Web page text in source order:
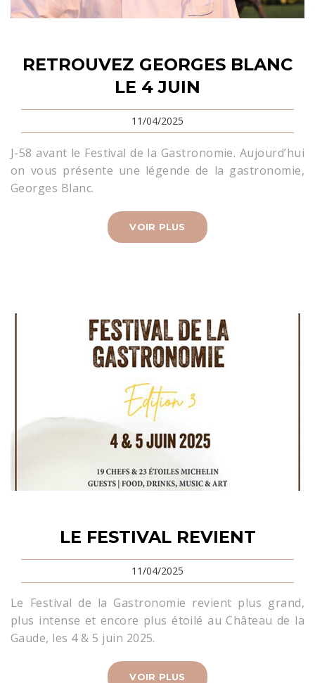
RETROUVEZ GEORGES BLANC
LE 4 JUIN
11/04/2025
J-58 avant le Festival de la Gastronomie. Aujourd’hui
on vous présente une légende de la gastronomie,
Georges Blanc.
VOIR PLUS
LE FESTIVAL REVIENT
11/04/2025
Le Festival de la Gastronomie revient plus grand,
plus intense et encore plus étoilé au Château de la
Gaude, les 4 & 5 juin 2025.
VOIR PLUS